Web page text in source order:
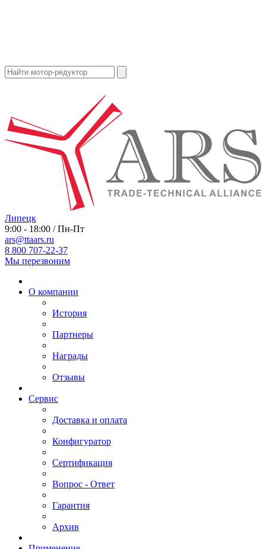
Липецк
9:00 - 18:00 / Пн-Пт
ars@ttaars.ru
8 800 707-22-37
Мы перезвоним
О компании
История
Партнеры
Награды
Отзывы
Сервис
Доставка и оплата
Конфигуратор
Сертификация
Вопрос - Ответ
Гарантия
Архив